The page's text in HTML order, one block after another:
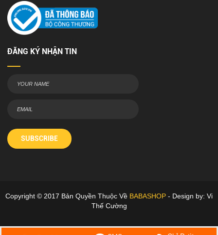
ĐĂNG KÝ NHẬN TIN
SUBSCRIBE
Copyright © 2017 Bản Quyền Thuộc Về BABASHOP - Design by: Vi
Thế Cường